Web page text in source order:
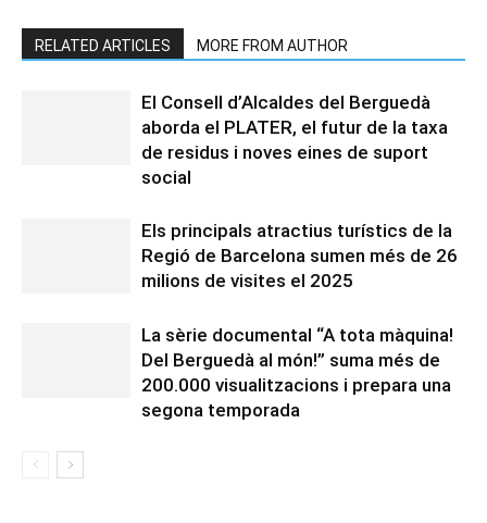
RELATED ARTICLES MORE FROM AUTHOR
El Consell d’Alcaldes del Berguedà
aborda el PLATER, el futur de la taxa
de residus i noves eines de suport
social
Els principals atractius turístics de la
Regió de Barcelona sumen més de 26
milions de visites el 2025
La sèrie documental “A tota màquina!
Del Berguedà al món!” suma més de
200.000 visualitzacions i prepara una
segona temporada